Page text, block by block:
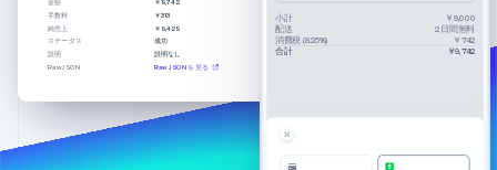
Radar
不正防止
スタートアップの企業設立
Climate
カーボンリムーバル
小売業
パートナー
Stripe App Marketplace
金額
￥9,742
手数料
￥313
純売上
￥9,429
ステータス
成功
説明
説明なし
Raw JSON
Raw JSON を見る
小計 ￥9,000
配送 2 日間無料
消費税 (8.25%) ￥742
合計 ￥9,742